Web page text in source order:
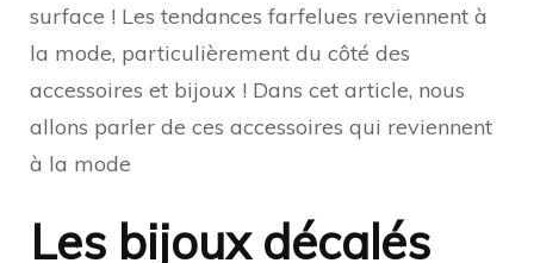
surface ! Les tendances farfelues reviennent à
la mode, particulièrement du côté des
accessoires et bijoux ! Dans cet article, nous
allons parler de ces accessoires qui reviennent
à la mode
Les bijoux décalés